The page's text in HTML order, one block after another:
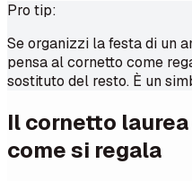
Pro tip:
Se organizzi la festa di un
pensa al cornetto come
sostituto del resto. È un
Il cornetto
come si regala